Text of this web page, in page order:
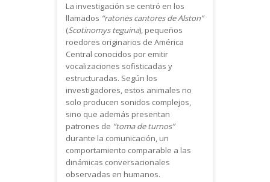
La investigación se centró en los
llamados “ratones cantores de Alston”
(Scotinomys teguina), pequeños
roedores originarios de América
Central conocidos por emitir
vocalizaciones sofisticadas y
estructuradas. Según los
investigadores, estos animales no
solo producen sonidos complejos,
sino que además presentan
patrones de “toma de turnos”
durante la comunicación, un
comportamiento comparable a las
dinámicas conversacionales
observadas en humanos.